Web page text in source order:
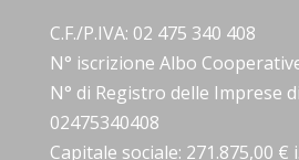
C.F./P.IVA: 02 475 340 408
N° iscrizione Albo
N° di Registro delle Imprese
02475340408
Capitale sociale: 271.875,00 €